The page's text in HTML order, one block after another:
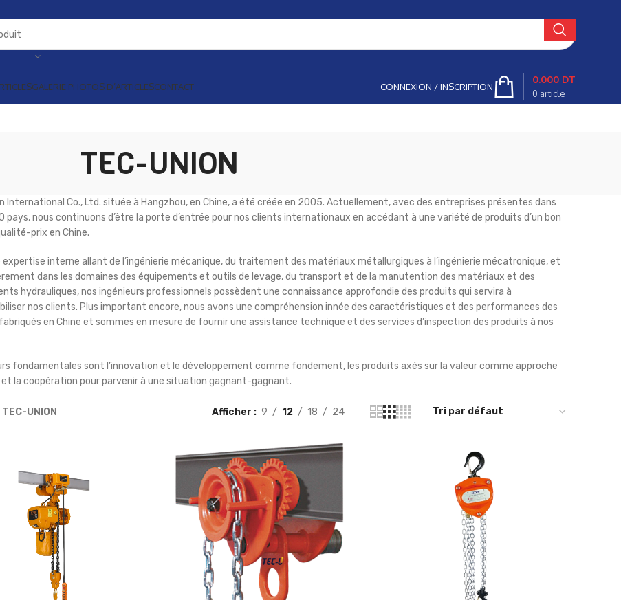
GALERIE PHOTOS D’ARTICLESCONTACT CONNEXION / INSCRIPTION
0 article
0.000 DT
TEC-UNION
International Co., Ltd. située à Hangzhou, en Chine, a été créée en 2005. Actuellement, avec des entreprises présentes dans
pays, nous continuons d’être la porte d’entrée pour nos clients internationaux en accédant à une variété de produits d’un bon
prix en Chine.
expertise interne allant de l’ingénierie mécanique, du traitement des matériaux métallurgiques à l’ingénierie mécatronique, et
dans les domaines des équipements et outils de levage, du transport et de la manutention des matériaux et des
hydrauliques, nos ingénieurs professionnels possèdent une connaissance approfondie des produits qui servira à
nos clients. Plus important encore, nous avons une compréhension innée des caractéristiques et des performances des
en Chine et sommes en mesure de fournir une assistance technique et des services d’inspection des produits à nos
fondamentales sont l’innovation et le développement comme fondement, les produits axés sur la valeur comme approche
et la coopération pour parvenir à une situation gagnant-gagnant.
TEC-UNION Afficher 9 12 18 24